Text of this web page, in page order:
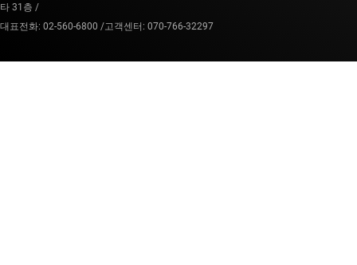
타 31층 /
대표전화: 02-560-6800 /고객센터: 070-766-32297